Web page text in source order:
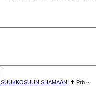
SUUKKOSUUN SHAMAANI ✝ Prb ~